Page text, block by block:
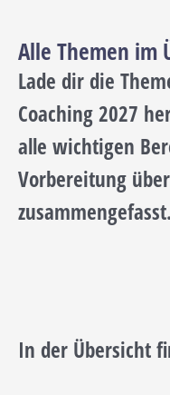
Alle Themen im
Lade dir die
Coaching 2027
alle wichtigen
Vorbereitung
zusammengefasst.
In der Übersicht